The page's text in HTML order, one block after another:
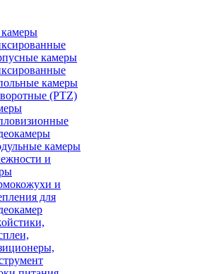
камеры
камеры
(PTZ)
камеры
и
и
для